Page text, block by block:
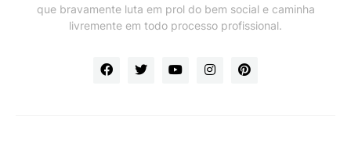
que bravamente luta em prol do bem social e caminha
livremente em todo processo profissional.